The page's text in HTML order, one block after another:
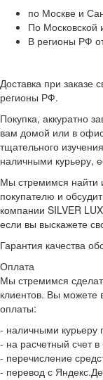
по Москве и
По Московской
В регионы РФ
Доставка при
регионы РФ.
Покупка, аккуратно
вам домой или в
тщательного
наличными курьеру,
Мы стремимся найти
покупателю и
компании SILVER
если вы выскажете
Гарантия качества
Оплата
Мы стремимся
клиентов. Вы
оплаты:
- наличными курьеру
- на расчетный счет в
- перечисление
- перевод с